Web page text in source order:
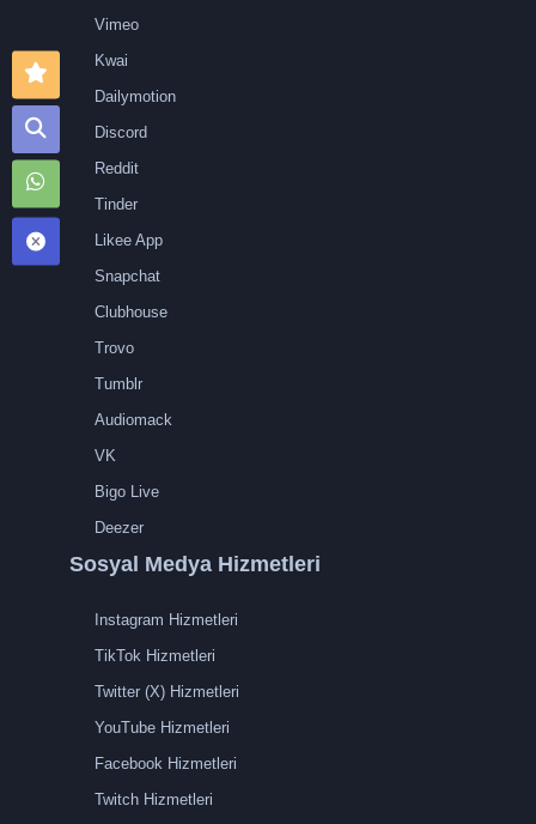
Vimeo
Kwai
Dailymotion
Discord
Reddit
Tinder
Likee App
Snapchat
Clubhouse
Trovo
Tumblr
Audiomack
VK
Bigo Live
Deezer
Sosyal Medya Hizmetleri
Instagram Hizmetleri
TikTok Hizmetleri
Twitter (X) Hizmetleri
YouTube Hizmetleri
Facebook Hizmetleri
Twitch Hizmetleri